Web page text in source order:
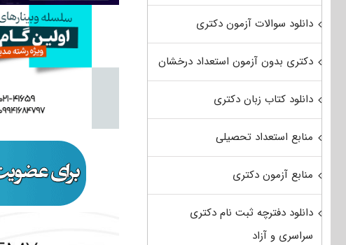
دانلود سوالات آزمون دکتری
دکتری بدون آزمون استعداد درخشان
دانلود کتاب زبان دکتری
منابع استعداد تحصیلی
منابع آزمون دکتری
دانلود دفترچه ثبت نام دکتری
سراسری و آزاد